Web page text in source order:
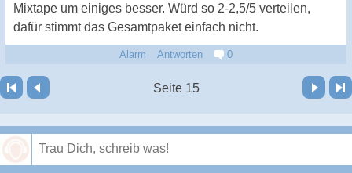
Mixtape um einiges besser. Würd so 2-2,5/5 verteilen,
dafür stimmt das Gesamtpaket einfach nicht.
Alarm Antworten 0
Seite 15
Vor Letzte Seite